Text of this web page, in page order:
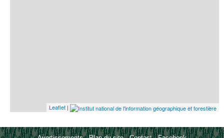
Leaflet |